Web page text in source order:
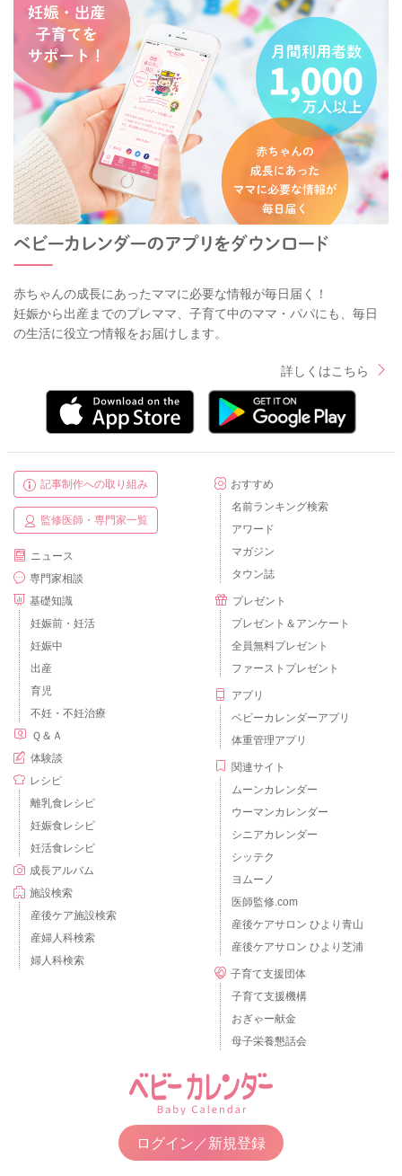
赤ちゃんの成長にあったママに必要な情報が毎日届く！
妊娠から出産までのプレママ、子育て中のママ・パパにも、毎日
の生活に役立つ情報をお届けします。
詳しくはこちら
記事制作への取り組み
監修医師・専門家一覧
ニュース
専門家相談
基礎知識
妊娠前・妊活
妊娠中
出産
育児
不妊・不妊治療
Ｑ＆Ａ
体験談
レシピ
離乳食レシピ
妊娠食レシピ
妊活食レシピ
成長アルバム
施設検索
産後ケア施設検索
産婦人科検索
婦人科検索
おすすめ
名前ランキング検索
アワード
マガジン
タウン誌
プレゼント
プレゼント＆アンケート
全員無料プレゼント
ファーストプレゼント
アプリ
ベビーカレンダーアプリ
体重管理アプリ
関連サイト
ムーンカレンダー
ウーマンカレンダー
シニアカレンダー
シッテク
ヨムーノ
医師監修.com
産後ケアサロン ひより青山
産後ケアサロン ひより芝浦
子育て支援団体
子育て支援機構
おぎゃー献金
母子栄養懇話会
ログイン／新規登録